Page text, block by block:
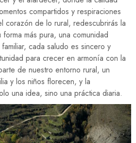
compartidos y respiraciones
corazón de lo rural, redescubrirás la
más pura, una comunidad
cada saludo es sincero y
para crecer en armonía con la
de nuestro entorno rural, un
y los niños florecen, y la
una idea, sino una práctica diaria.